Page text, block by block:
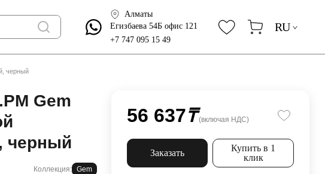
Алматы
Егизбаева 54Б офис 121
+7 747 095 15 49
RU
черный
Gem
черный
Коллекция: Gem
56 637₸ (включая НДС)
Заказать
Купить в 1
клик